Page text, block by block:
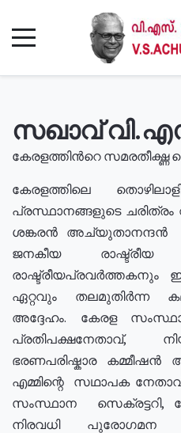
സഖാവ്
കേരളത്തിൻറെ
കേരളത്തിലെ
പ്രസ്ഥാനങ്ങളുടെ
ശങ്കരൻ അച്യുതാനന്ദൻ
ജനകീയ
രാഷ്ട്രീയപ്രവർത്തകനും
ഏറ്റവും തലമുതിർന്ന
അദ്ദേഹം. കേരള
പ്രതിപക്ഷനേതാവ്,
ഭരണപരിഷ്കാര
എമ്മിന്റെ സഥാപക
സംസ്ഥാന സെക്രട്ടറി,
നിരവധി